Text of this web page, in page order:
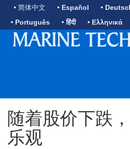
• 简体中文 • Español •
• Português
• हिंदी • Ελληνικά
随着股价下跌
乐观